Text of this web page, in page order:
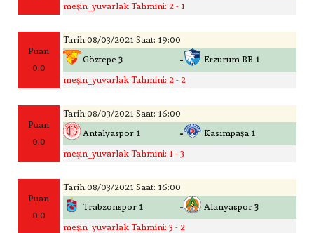
meşin_yuvarlak Tahmini: 2 - 1
Puan
0.0
Tarih:08/03/2021 Saat: 19:00
Göztepe 3 - Erzurum BB 1
meşin_yuvarlak Tahmini: 2 - 2
Puan
0.0
Tarih:08/03/2021 Saat: 16:00
Antalyaspor 1 - Kasımpaşa 1
meşin_yuvarlak Tahmini: 1 - 3
Puan
0.0
Tarih:08/03/2021 Saat: 16:00
Trabzonspor 1 - Alanyaspor 3
meşin_yuvarlak Tahmini: 3 - 2